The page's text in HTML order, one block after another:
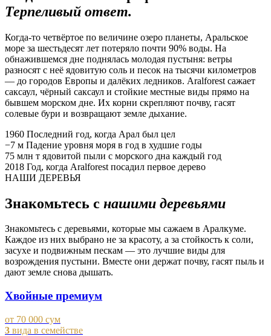
Терпеливый ответ.
Когда-то четвёртое по величине озеро планеты, Аральское
море за шестьдесят лет потеряло почти 90% воды. На
обнажившемся дне поднялась молодая пустыня: ветры
разносят с неё ядовитую соль и песок на тысячи километров
— до городов Европы и далёких ледников. Aralforest сажает
саксаул, чёрный саксаул и стойкие местные виды прямо на
бывшем морском дне. Их корни скрепляют почву, гасят
солевые бури и возвращают земле дыхание.
1960 Последний год, когда Арал был цел
−7 м Падение уровня моря в год в худшие годы
75 млн т ядовитой пыли с морского дна каждый год
2018 Год, когда Aralforest посадил первое дерево
НАШИ ДЕРЕВЬЯ
Знакомьтесь с нашими деревьями
Знакомьтесь с деревьями, которые мы сажаем в Аралкуме.
Каждое из них выбрано не за красоту, а за стойкость к соли,
засухе и подвижным пескам — это лучшие виды для
возрождения пустыни. Вместе они держат почву, гасят пыль и
дают земле снова дышать.
Хвойные премиум
от 70 000 сум
3 вида в семействе